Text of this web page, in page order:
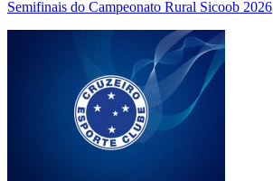
Semifinais do Campeonato Rural Sicoob 2026